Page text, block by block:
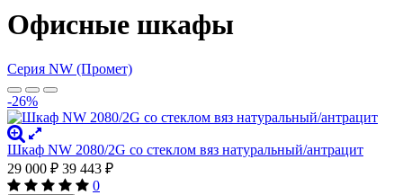
Офисные шкафы
Серия NW (Промет)
-26%
Шкаф NW 2080/2G со стеклом вяз натуральный/антрацит
29 000 ₽ 39 443 ₽
0